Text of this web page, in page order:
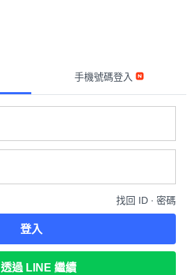
手機號碼登入
找回 ID ∙ 密碼
登入
透過 LINE 繼續